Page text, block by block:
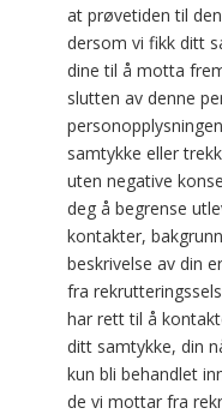
at prøvetiden til
dersom vi fikk ditt
dine til å motta
slutten av denne
samtykke eller
uten negative
deg å begrense
kontakter,
beskrivelse av din
fra
har rett til å
ditt samtykke, din
kun bli behandlet
de vi mottar fra